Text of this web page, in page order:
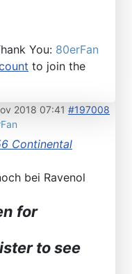
You: 80erFan
to join the
2018 07:41 #197008
Continental
bei Ravenol
for
to see